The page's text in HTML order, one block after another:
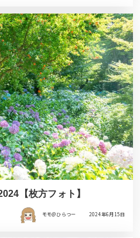
【枚方フォト】
モモ＠ひらつー 2024年6月15日